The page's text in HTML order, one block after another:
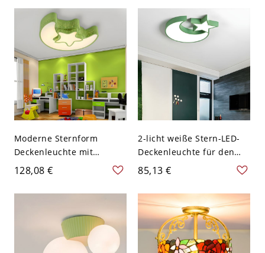
110V-120V Ein Paar Kreis
Wohnbereich - 110V-120V
Avocado Grün
Moderne Sternform
Deckenleuchte mit
weißem Acrylschirm -
Grün 110V-120V 35,56 cm
Warm
128,08 €
2-licht weiße Stern-LED-
Deckenleuchte für den
modernen Wohngebrauch
- Grün 110V-120V 49,53
cm Weißlicht
85,13 €